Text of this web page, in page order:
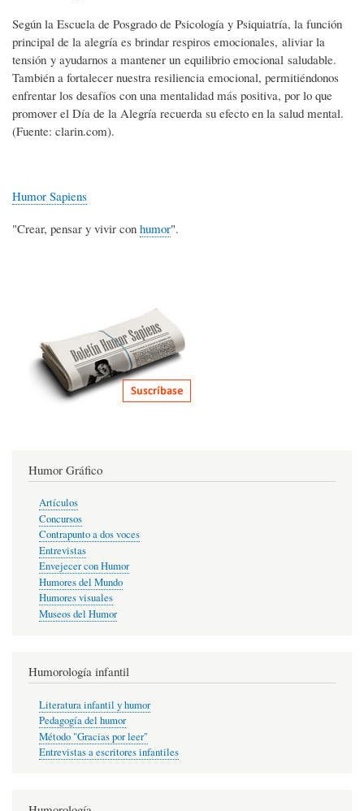
Según la Escuela de Posgrado de Psicología y Psiquiatría, la función
principal de la alegría es brindar respiros emocionales, aliviar la
tensión y ayudarnos a mantener un equilibrio emocional saludable.
También a fortalecer nuestra resiliencia emocional, permitiéndonos
enfrentar los desafíos con una mentalidad más positiva, por lo que
promover el Día de la Alegría recuerda su efecto en la salud mental.
(Fuente: clarin.com).
Humor Sapiens
"Crear, pensar y vivir con humor".
Humor Gráfico
Artículos
Concursos
Contrapunto a dos voces
Entrevistas
Envejecer con Humor
Humores del Mundo
Humores visuales
Museos del Humor
Humorología infantil
Literatura infantil y humor
Pedagogía del humor
Método "Gracias por leer"
Entrevistas a escritores infantiles